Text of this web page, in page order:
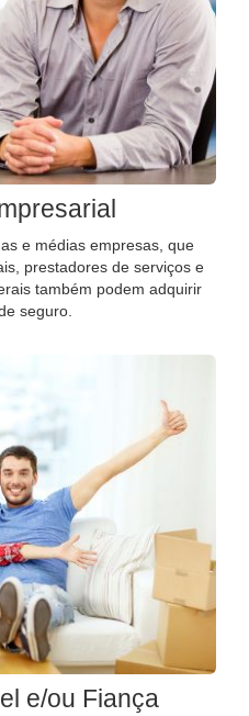
e médias empresas, que
prestadores de serviços e
também podem adquirir
seguro.
e/ou Fiança